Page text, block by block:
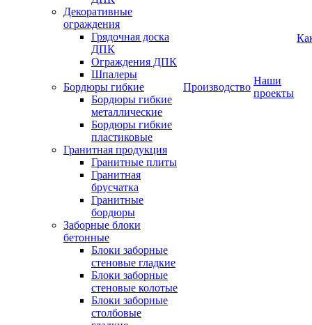
Декоративные
ограждения
Грядочная доска
ДПК
Ограждения ДПК
Шпалеры
Бордюры гибкие
Бордюры гибкие
металлические
Бордюры гибкие
пластиковые
Гранитная продукция
Гранитные плиты
Гранитная
брусчатка
Гранитные
бордюры
Заборные блоки
бетонные
Блоки заборные
стеновые гладкие
Блоки заборные
стеновые колотые
Блоки заборные
столбовые
Производство
Наши
проекты